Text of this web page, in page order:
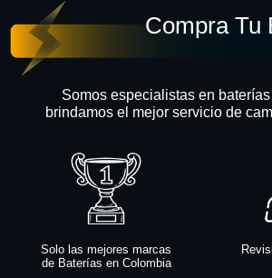
Compra Tu
Somos especialistas en
brindamos el mejor servicio de
Solo las mejores marcas
de Baterías en Colombia